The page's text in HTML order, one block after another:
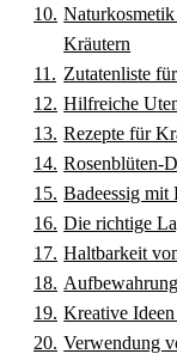
Kräutern
Zutatenliste
Hilfreiche
Rezepte für
Rosenblüten-
Badeessig mit
Die richtige
Haltbarkeit
Kreative
Verwendung